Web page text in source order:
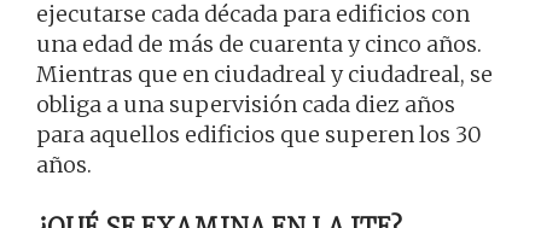
ejecutarse cada década para edificios con
una edad de más de cuarenta y cinco años.
Mientras que en ciudadreal y ciudadreal, se
obliga a una supervisión cada diez años
para aquellos edificios que superen los 30
años.